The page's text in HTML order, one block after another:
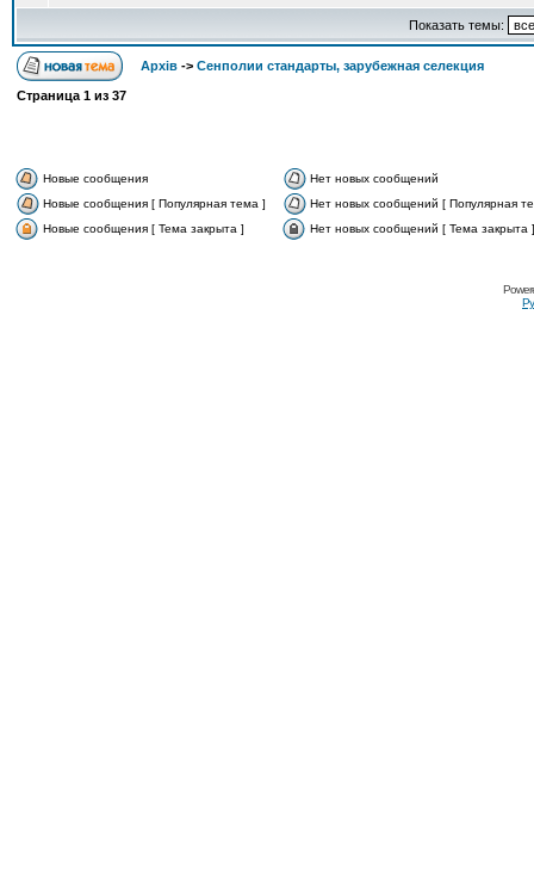
Показать темы:
Архів -> Сенполии стандарты, зарубежная селекция
Страница 1 из 37
Новые сообщения
Нет новых сообщений
Новые сообщения [ Популярная тема ]
Нет новых сообщений [ Популярная
Новые сообщения [ Тема закрыта ]
Нет новых сообщений [ Тема закрыта ]